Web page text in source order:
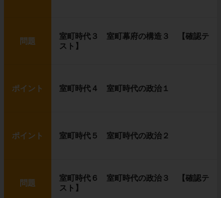
問題
室町時代３ 室町幕府の構造３ 【確認テ
スト】
ポイント 室町時代４ 室町時代の政治１
ポイント 室町時代５ 室町時代の政治２
問題
室町時代６ 室町時代の政治３ 【確認テ
スト】